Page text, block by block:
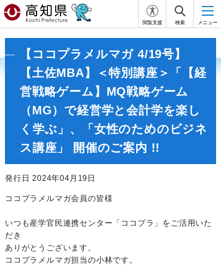
閲覧支援 検索 メニュー
【ココプラメルマガ 4/19号】
【土佐MBA】＜特別講座＞「【経
営戦略ゲーム】MQ戦略ゲーム
（MG）で経営学と会計学を楽し
く学ぶ」、「女性のためのビジネ
ス講座」 開催のご案内 !!
発行日 2024年04月19日
ココプラメルマガ会員の皆様
いつも産学官民連携センター「ココプラ」をご活用いた
だき
ありがとうございます。
ココプラメルマガ担当の小林です。